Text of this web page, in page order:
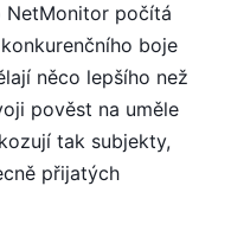
NetMonitor počítá
boje
něco lepšího než
pověst na uměle
tak subjekty,
přijatých